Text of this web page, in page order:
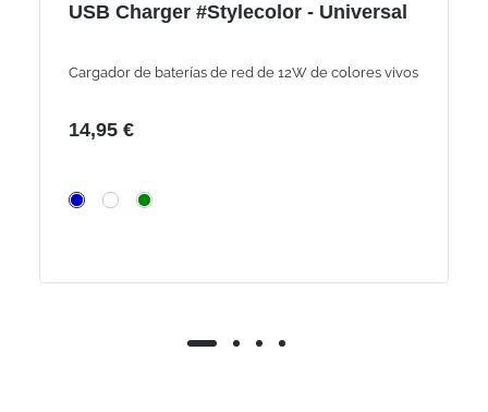
USB Charger #Stylecolor - Universal
Cargador de baterías de red de 12W de colores vivos
14,95 €